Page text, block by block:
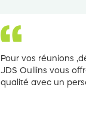
Pour vos réunions
JDS Oullins vous
qualité avec un